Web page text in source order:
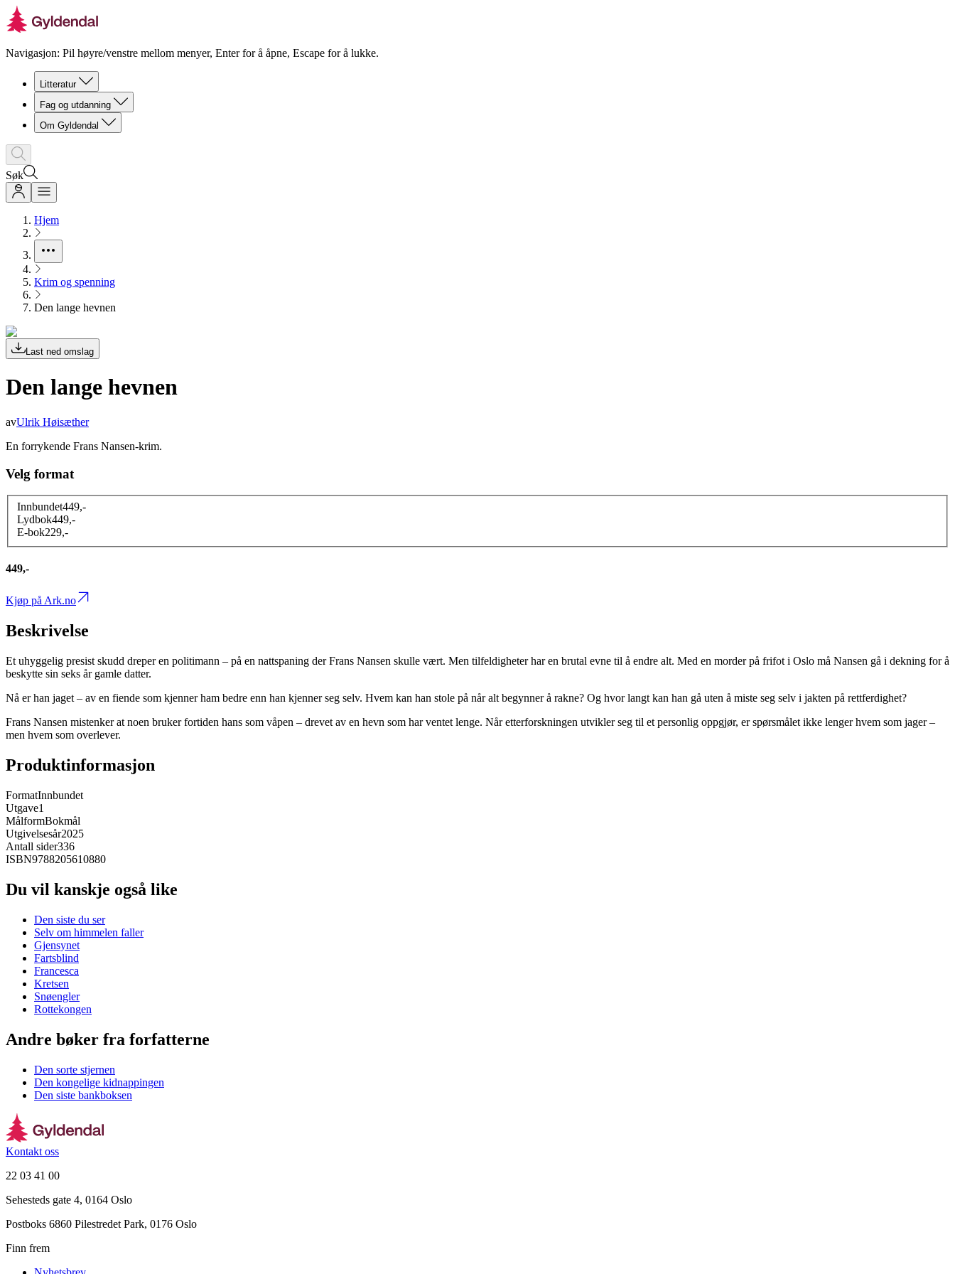
Navigasjon: Pil høyre/venstre mellom menyer, Enter for å åpne, Escape for å lukke.
Litteratur
Fag og utdanning
Om Gyldendal
Søk
Hjem
Krim og spenning
Den lange hevnen
Last ned omslag
Den lange hevnen
avUlrik Høisæther
En forrykende Frans Nansen-krim.
Velg format
Innbundet449,-
Lydbok449,-
E-bok229,-
449,-
Kjøp på Ark.no
Beskrivelse
Et uhyggelig presist skudd dreper en politimann – på en nattspaning der Frans Nansen skulle vært. Men tilfeldigheter har en brutal evne til å endre alt. Med en morder på frifot i Oslo må Nansen gå i dekning for å
beskytte sin seks år gamle datter.
Nå er han jaget – av en fiende som kjenner ham bedre enn han kjenner seg selv. Hvem kan han stole på når alt begynner å rakne? Og hvor langt kan han gå uten å miste seg selv i jakten på rettferdighet?
Frans Nansen mistenker at noen bruker fortiden hans som våpen – drevet av en hevn som har ventet lenge. Når etterforskningen utvikler seg til et personlig oppgjør, er spørsmålet ikke lenger hvem som jager –
men hvem som overlever.
Produktinformasjon
FormatInnbundet
Utgave1
MålformBokmål
Utgivelsesår2025
Antall sider336
ISBN9788205610880
Du vil kanskje også like
Den siste du ser
Selv om himmelen faller
Gjensynet
Fartsblind
Francesca
Kretsen
Snøengler
Rottekongen
Andre bøker fra forfatterne
Den sorte stjernen
Den kongelige kidnappingen
Den siste bankboksen
Kontakt oss
22 03 41 00
Sehesteds gate 4, 0164 Oslo
Postboks 6860 Pilestredet Park, 0176 Oslo
Finn frem